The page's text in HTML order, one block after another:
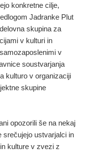
konkretne cilje,
Jadranke Plut
skupina za
v kulturi in
v
soustvarjanja
kulturo v organizaciji
skupine
opozorili še na nekaj
srečujejo ustvarjalci in
kulture v zvezi z